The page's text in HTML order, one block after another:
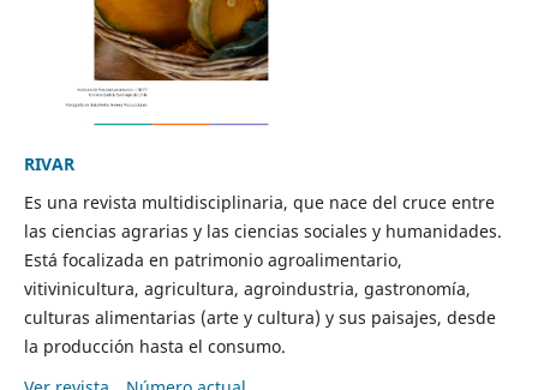
RIVAR
Es una revista multidisciplinaria, que nace del cruce entre
las ciencias agrarias y las ciencias sociales y humanidades.
Está focalizada en patrimonio agroalimentario,
vitivinicultura, agricultura, agroindustria, gastronomía,
culturas alimentarias (arte y cultura) y sus paisajes, desde
la producción hasta el consumo.